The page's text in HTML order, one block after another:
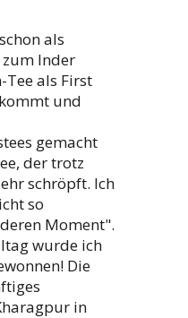
als
Inder
Tee als First
und
gemacht
der trotz
schröpft. Ich
so
Moment".
wurde ich
Die
in